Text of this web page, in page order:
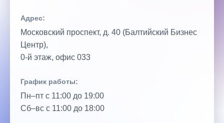
Адрес:
Московский проспект, д. 40 (Балтийский Бизнес
Центр),
0‑й этаж, офис 033
График работы:
Пн–пт с 11:00 до 19:00
Сб–вс с 11:00 до 18:00